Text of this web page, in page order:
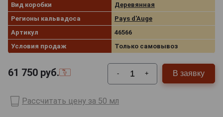
Вид коробки
Деревянная
Регионы кальвадоса
Pays d'Auge
Артикул
46566
Условия продаж
Только самовывоз
61 750 руб. - + В заявку
Рассчитать цену за 50 мл